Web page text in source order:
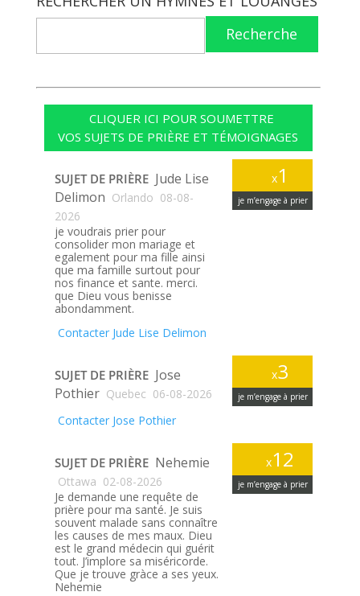
Recherche
CLIQUER ICI POUR SOUMETTRE
VOS SUJETS DE PRIÈRE ET TÉMOIGNAGES
x1
je m’engage à prier
SUJET DE PRIÈRE Jude Lise
Delimon Orlando 08-08-
2026
je voudrais prier pour
consolider mon mariage et
egalement pour ma fille ainsi
que ma famille surtout pour
nos finance et sante. merci.
que Dieu vous benisse
abondamment.
Contacter Jude Lise Delimon
x3
je m’engage à prier
SUJET DE PRIÈRE Jose
Pothier Quebec 06-08-2026
Contacter Jose Pothier
x12
je m’engage à prier
SUJET DE PRIÈRE Nehemie
Ottawa 02-08-2026
Je demande une requête de
prière pour ma santé. Je suis
souvent malade sans connaître
les causes de mes maux. Dieu
est le grand médecin qui guérit
tout. J’implore sa miséricorde.
Que je trouve gràce a ses yeux.
Nehemie